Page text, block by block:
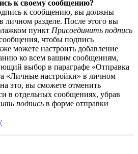
к своему сообщению?
к сообщению, вы должны
в личном разделе. После этого вы
пункт Присоединить подпись
чтобы подпись
можете настроить добавление
ко всем вашим сообщениям,
выбор в параграфе «Отправка
«Личные настройки» в личном
это, вы сможете отменить
в отдельных сообщениях, убрав
подпись в форме отправки